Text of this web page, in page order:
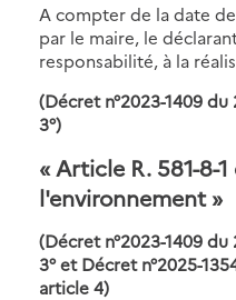
A compter de la date
par le maire, le
responsabilité, à la
(Décret n°2023-1409
3°)
« Article R. 581-8-
l'environnement »
(Décret n°2023-1409
3° etDécret n°2025-
article 4)